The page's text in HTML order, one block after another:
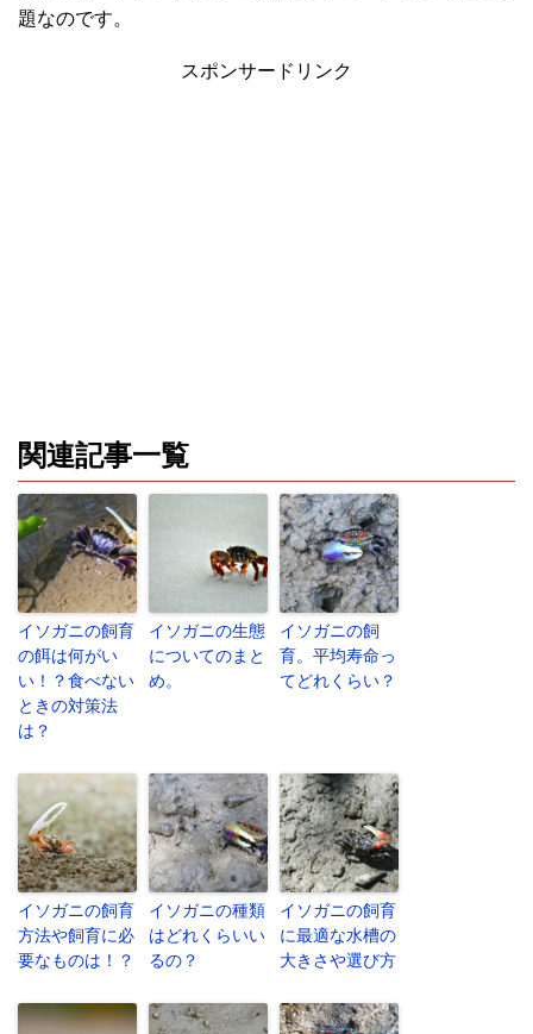
題なのです。
スポンサードリンク
関連記事一覧
イソガニの飼育
の餌は何がい
い！？食べない
ときの対策法
は？
イソガニの生態
についてのまと
め。
イソガニの飼
育。平均寿命っ
てどれくらい？
イソガニの飼育
方法や飼育に必
要なものは！？
イソガニの種類
はどれくらいい
るの？
イソガニの飼育
に最適な水槽の
大きさや選び方